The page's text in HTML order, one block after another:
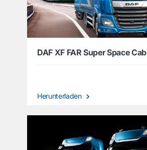
DAF XF FAR Super Space Cab
Herunterladen